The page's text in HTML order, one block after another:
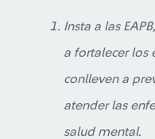
Insta a las
a fortalecer los
conlleven a
atender las
salud mental.